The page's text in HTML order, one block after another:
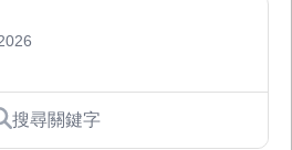
搜尋關鍵字